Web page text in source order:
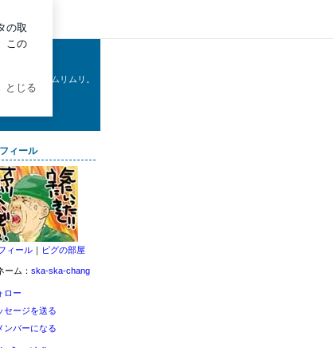
りしたいがムリムリ。
ィール
ィール ｜ ピグの部屋
ーム： ska-ska-chang
ロー
セージを送る
ンバーになる